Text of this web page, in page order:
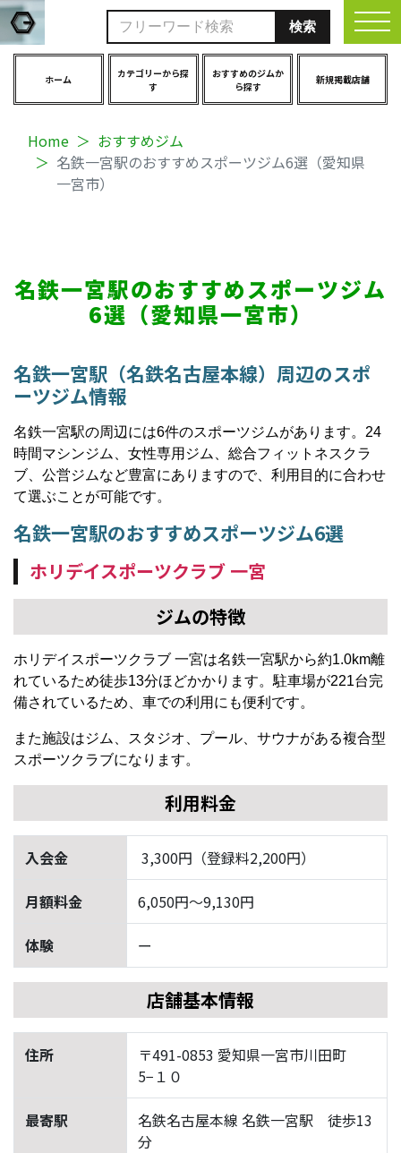
ホーム
カテゴリーから探
す
おすすめのジムか
ら探す
新規掲載店舗
Home
おすすめジム
名鉄一宮駅のおすすめスポーツジム6選（愛知県
一宮市）
名鉄一宮駅のおすすめスポーツジム
6選（愛知県一宮市）
名鉄一宮駅（名鉄名古屋本線）周辺のスポ
ーツジム情報
名鉄一宮駅の周辺には6件のスポーツジムがあります。24
時間マシンジム、女性専用ジム、総合フィットネスクラ
ブ、公営ジムなど豊富にありますので、利用目的に合わせ
て選ぶことが可能です。
名鉄一宮駅のおすすめスポーツジム6選
ホリデイスポーツクラブ 一宮
ジムの特徴
ホリデイスポーツクラブ 一宮は名鉄一宮駅から約1.0km離
れているため徒歩13分ほどかかります。駐車場が221台完
備されているため、車での利用にも便利です。
また施設はジム、スタジオ、プール、サウナがある複合型
スポーツクラブになります。
利用料金
入会金 3,300円（登録料2,200円）
月額料金 6,050円〜9,130円
体験 ー
店舗基本情報
住所
〒491-0853 愛知県一宮市川田町
5−１０
最寄駅
名鉄名古屋本線 名鉄一宮駅 徒歩13
分